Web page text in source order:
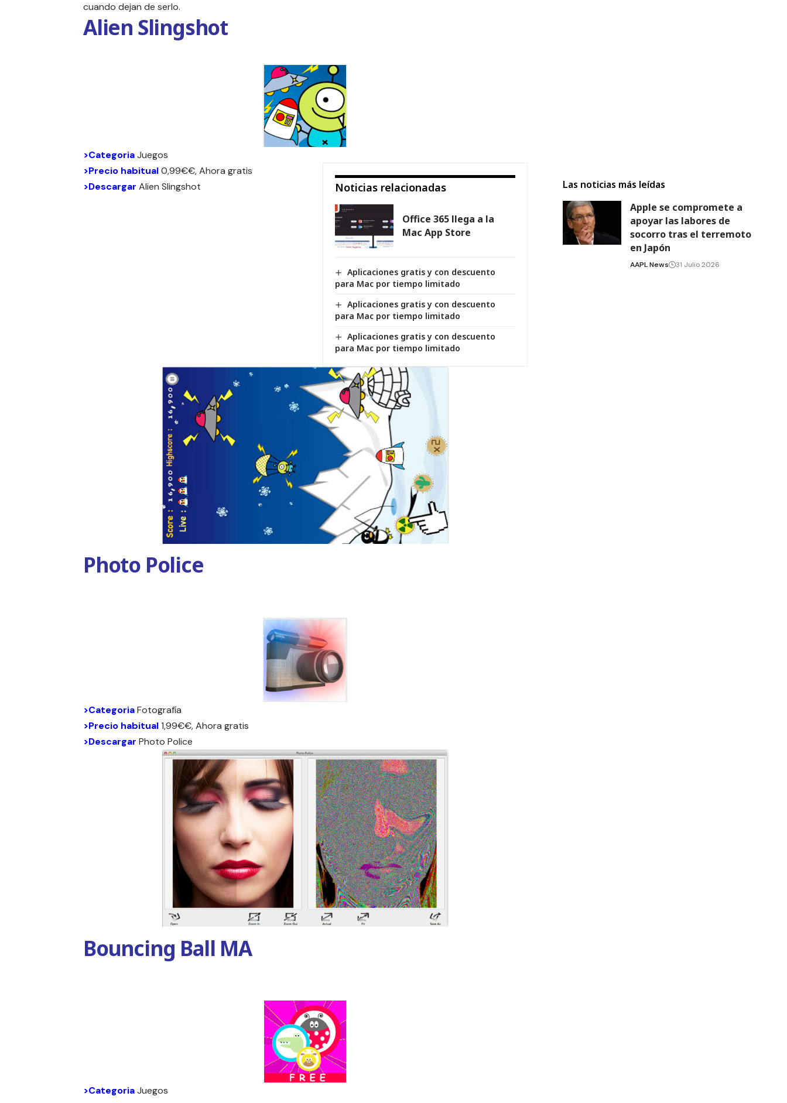
cuando dejan de serlo.
Alien Slingshot
>CategoriaJuegos
Noticias relacionadas
Office 365 llega a la
Mac App Store
Aplicaciones gratis y con descuento
para Mac por tiempo limitado
Aplicaciones gratis y con descuento
para Mac por tiempo limitado
Aplicaciones gratis y con descuento
para Mac por tiempo limitado
>Precio habitual0,99€€, Ahora gratis
>Descargar Alien Slingshot
Photo Police
>CategoriaFotografía
>Precio habitual1,99€€, Ahora gratis
>Descargar Photo Police
Bouncing Ball MA
>CategoriaJuegos
Las noticias más leídas
Apple se compromete a
apoyar las labores de
socorro tras el terremoto
en Japón
AAPL News 31 Julio 2026